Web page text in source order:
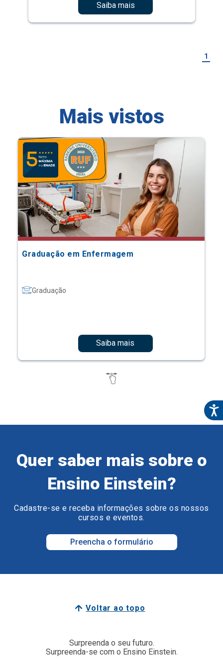
Saiba mais
1
Mais vistos
Graduação em Enfermagem
Graduação
Saiba mais
Quer saber mais sobre o
Ensino Einstein?
Cadastre-se e receba informações sobre os nossos
cursos e eventos.
Preencha o formulário
Voltar ao topo
Surpreenda o seu futuro.
Surpreenda-se com o Ensino Einstein.